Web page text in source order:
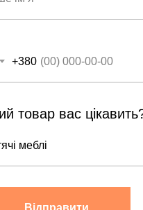
+380
товар вас
Відправити